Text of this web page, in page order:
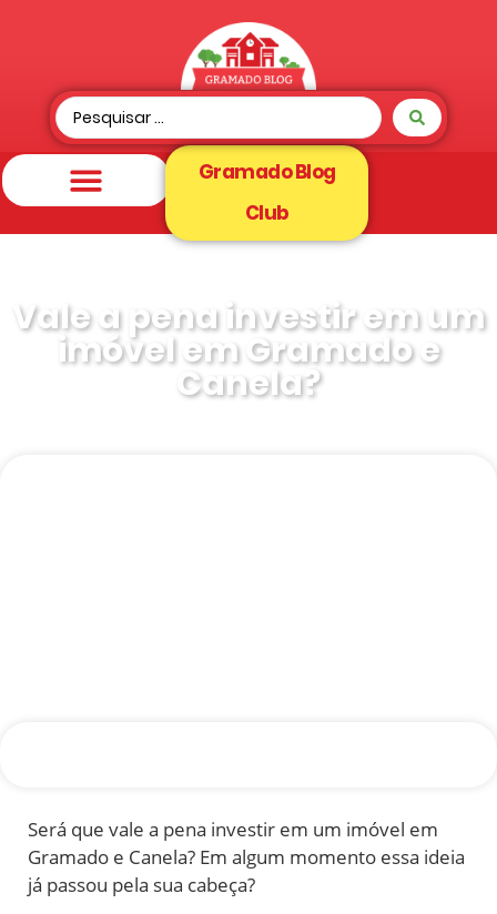
Gramado Blog
Club
Vale a pena investir em um
imóvel em Gramado e
Canela?
Será que vale a pena investir em um imóvel em
Gramado e Canela? Em algum momento essa ideia
já passou pela sua cabeça?